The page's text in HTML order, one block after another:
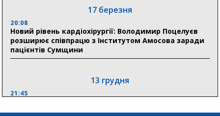
Олексій Романько долучився до обговорення Плану
стійкості Сумщини з Прем’єр-міністром
17 березня
20:08
Новий рівень кардіохірургії: Володимир Поцелуєв
розширює співпрацю з Інститутом Амосова заради
пацієнтів Сумщини
13 грудня
21:45
збільшити завантаження стратегічних українських